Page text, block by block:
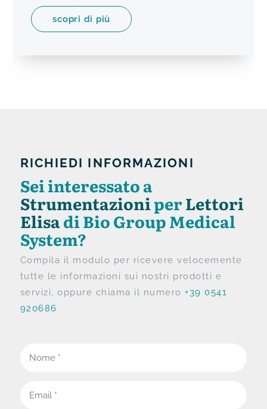
scopri di più
RICHIEDI INFORMAZIONI
Sei interessato a
StrumentazioniperLettori
Elisadi Bio Group Medical
System?
Compila il modulo per ricevere velocemente
tutte le informazioni sui nostri prodotti e
servizi, oppure chiama il numero+39 0541
920686